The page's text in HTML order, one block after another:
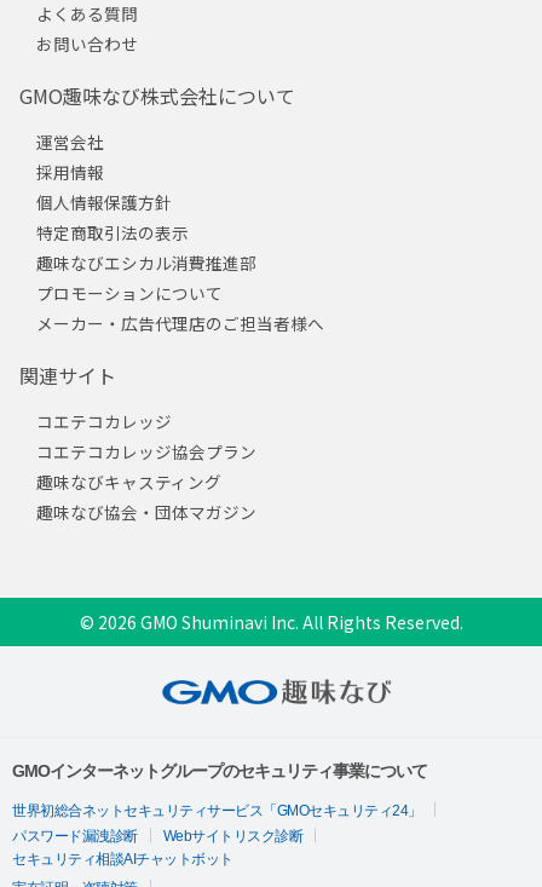
よくある質問
お問い合わせ
GMO趣味なび株式会社について
運営会社
採用情報
個人情報保護方針
特定商取引法の表示
趣味なびエシカル消費推進部
プロモーションについて
メーカー・広告代理店のご担当者様へ
関連サイト
コエテコカレッジ
コエテコカレッジ協会プラン
趣味なびキャスティング
趣味なび協会・団体マガジン
© 2026 GMO Shuminavi Inc. All Rights Reserved.